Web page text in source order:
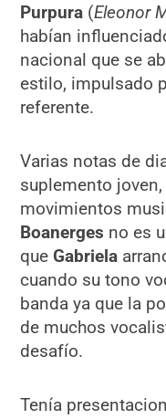
Purpura (Eleonor
habían
nacional que se
estilo, impulsado
referente.
Varias notas de
suplemento
movimientos
Boanerges no es
que Gabriela
cuando su tono
banda ya que la
de muchos
desafío.
Tenía